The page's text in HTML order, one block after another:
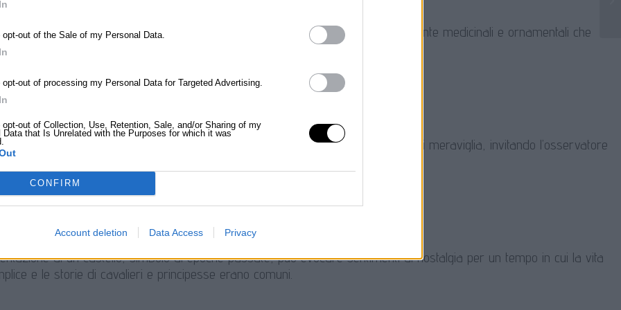
opt-out of the Sale of my Personal Data.
opt-out of processing my Personal Data for Targeted Advertising.
opt-out of Collection, Use, Retention, Sale, and/or Sharing of my
Data that Is Unrelated with the Purposes for which it was
CONFIRM
Account deletion Data Access Privacy
castelli medievali erano progettati per essere sia funzionali che estetici, con piante medicinali e ornamentali che
il potere dei loro proprietari.
di un castello maestoso circondato da un paesaggio sereno suscita un senso di meraviglia, invitando l’osservatore
la bellezza e la grandiosità dell’architettura storica.
di un castello, simbolo di epoche passate, può evocare sentimenti di nostalgia per un tempo in cui la vita
e le storie di cavalieri e principesse erano comuni.